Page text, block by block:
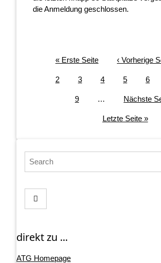
die Anmeldung geschlossen.
Seitennummerierung
Erste
« Erste Seite
Vorherige
‹ Vorherige
Page
2
Aktuelle
3 Page
4 Page
5 Page
6
Page
9 …
Nächste
Nächste
Letzte
Letzte Seite »
Search
direkt zu ...
ATG Homepage